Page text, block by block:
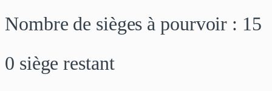
Nombre de sièges à pourvoir : 15
0 siège restant